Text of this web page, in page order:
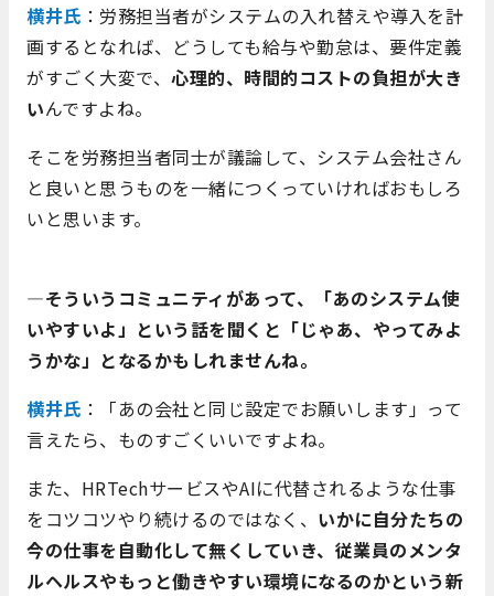
横井氏 ：労務担当者がシステムの入れ替えや導入を計
画するとなれば、どうしても給与や勤怠は、要件定義
がすごく大変で、 心理的、時間的コストの負担が大き
いんですよね。
そこを労務担当者同士が議論して、システム会社さん
と良いと思うものを一緒につくっていければおもしろ
いと思います。
―そういうコミュニティがあって、「あのシステム使
いやすいよ」という話を聞くと「じゃあ、やってみよ
うかな」となるかもしれませんね。
横井氏 ：「あの会社と同じ設定でお願いします」って
言えたら、ものすごくいいですよね。
また、HRTechサービスやAIに代替されるような仕事
をコツコツやり続けるのではなく、 いかに自分たちの
今の仕事を自動化して無くしていき、従業員のメンタ
ルヘルスやもっと働きやすい環境になるのかという新